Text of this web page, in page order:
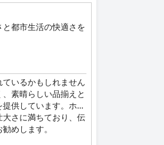
都市生活の快適さを
いるかもしれません
素晴らしい品揃えと
供しています。ホテ
さに満ちており、伝
めします。